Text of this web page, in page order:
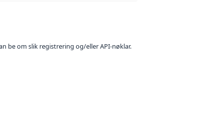
be om slik registrering og/eller API-nøklar.